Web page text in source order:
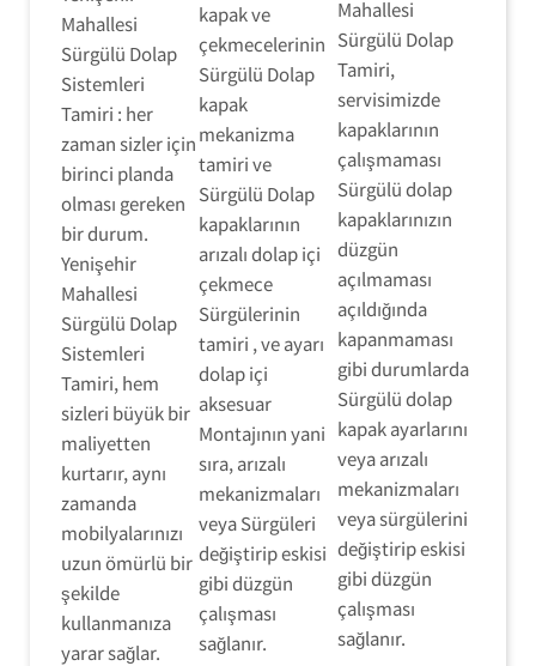
Mahallesi
Sürgülü Dolap
Sistemleri
Tamiri : her
zaman sizler için
birinci planda
olması gereken
bir durum.
Yenişehir
Mahallesi
Sürgülü Dolap
Sistemleri
Tamiri, hem
sizleri büyük bir
maliyetten
kurtarır, aynı
zamanda
mobilyalarınızı
uzun ömürlü bir
şekilde
kullanmanıza
yarar sağlar.
kapak ve
çekmecelerinin
Sürgülü Dolap
kapak
mekanizma
tamiri ve
Sürgülü Dolap
kapaklarının
arızalı dolap içi
çekmece
Sürgülerinin
tamiri , ve ayarı
dolap içi
aksesuar
Montajının yani
sıra, arızalı
mekanizmaları
veya Sürgüleri
değiştirip eskisi
gibi düzgün
çalışması
sağlanır.
Mahallesi
Sürgülü Dolap
Tamiri,
servisimizde
kapaklarının
çalışmaması
Sürgülü dolap
kapaklarınızın
düzgün
açılmaması
açıldığında
kapanmaması
gibi durumlarda
Sürgülü dolap
kapak ayarlarını
veya arızalı
mekanizmaları
veya sürgülerini
değiştirip eskisi
gibi düzgün
çalışması
sağlanır.